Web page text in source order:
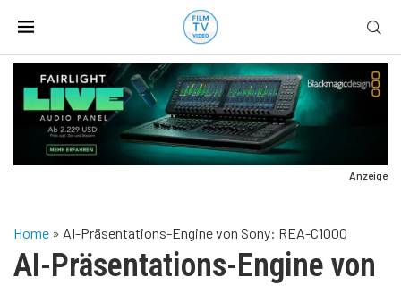
Anzeige
Home » AI-Präsentations-Engine von Sony: REA-C1000
AI-Präsentations-Engine von